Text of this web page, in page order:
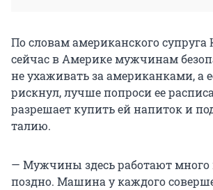
По словам американского супруга
сейчас в Америке мужчинам
не ухаживать за американками, а
рискнул, лучше попроси ее
разрешает купить ей напиток и
талию.
— Мужчины здесь работают много
поздно. Машина у каждого